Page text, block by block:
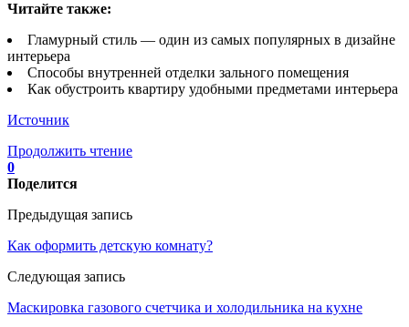
Читайте также:
Гламурный стиль — один из самых популярных в дизайне
интерьера
Способы внутренней отделки зального помещения
Как обустроить квартиру удобными предметами интерьера
Источник
Продолжить чтение
0
Поделится
Предыдущая запись
Как оформить детскую комнату?
Следующая запись
Маскировка газового счетчика и холодильника на кухне